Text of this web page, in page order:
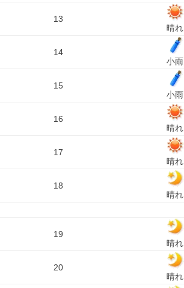
13
晴れ
14
小雨
15
小雨
16
晴れ
17
晴れ
18
晴れ
19
晴れ
20
晴れ